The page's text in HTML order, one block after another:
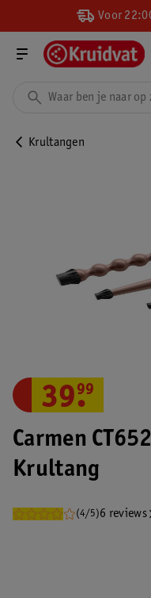
Voor
Krultangen
Carmen
Krultang
(4/5)6 reviews
39.
99